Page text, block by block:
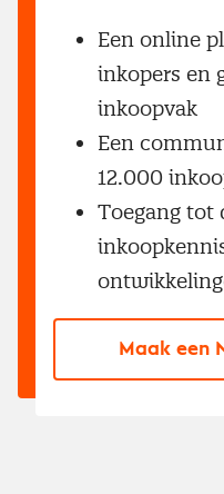
Een online
inkopers en
inkoopvak
Een
12.000
Toegang tot
Maak een